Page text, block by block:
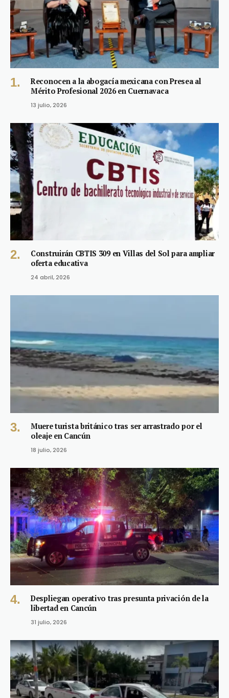
Reconocen a la abogacía mexicana con Presea al
Mérito Profesional 2026 en Cuernavaca
13 julio, 2026
Construirán CBTIS 309 en Villas del Sol para ampliar
oferta educativa
24 abril, 2026
Muere turista británico tras ser arrastrado por el
oleaje en Cancún
18 julio, 2026
Despliegan operativo tras presunta privación de la
libertad en Cancún
31 julio, 2026